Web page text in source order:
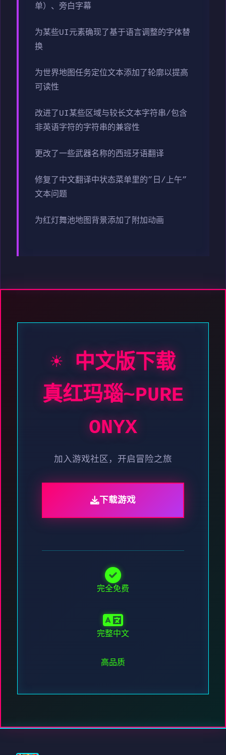
单）、旁白字幕
为某些UI元素确现了基于语言调整的字体替
换
为世界地图任务定位文本添加了轮廓以提高
可读性
改进了UI某些区域与较长文本字符串/包含
非英语字符的字符串的兼容性
更改了一些武器名称的西班牙语翻译
修复了中文翻译中状态菜单里的”日/上午”
文本问题
为红灯舞池地图背景添加了附加动画
☀️ 中文版下载
真红玛瑙~PURE
ONYX
加入游戏社区，开启冒险之旅
下载游戏
完全免费
完整中文
高品质